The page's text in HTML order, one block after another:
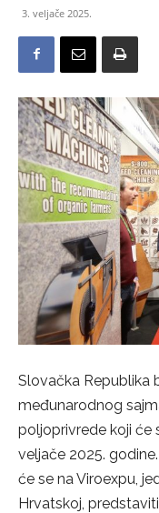
3. veljače 2025.
Slovačka Republika
međunarodnog
poljoprivrede koji će
veljače 2025.
će se na Viroexpu,
Hrvatskoj,